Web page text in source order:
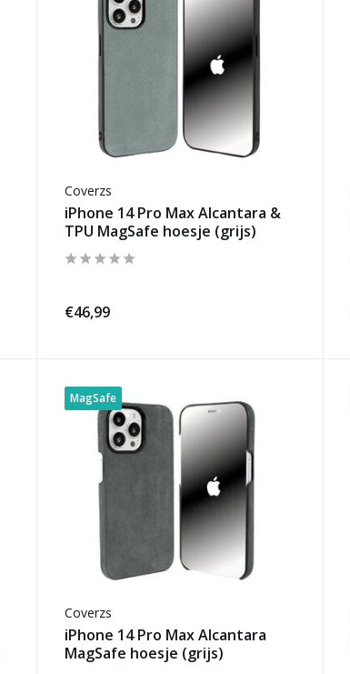
Coverzs
iPhone 14 Pro Max Alcantara &
TPU MagSafe hoesje (grijs)
€46,99
MagSafe
Coverzs
iPhone 14 Pro Max Alcantara
MagSafe hoesje (grijs)